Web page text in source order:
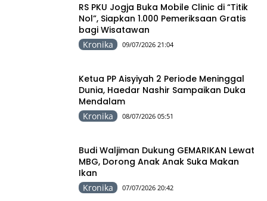
RS PKU Jogja Buka Mobile Clinic di “Titik
Nol”, Siapkan 1.000 Pemeriksaan Gratis
bagi Wisatawan
Kronika 09/07/2026 21:04
Ketua PP Aisyiyah 2 Periode Meninggal
Dunia, Haedar Nashir Sampaikan Duka
Mendalam
Kronika 08/07/2026 05:51
Budi Waljiman Dukung GEMARIKAN Lewat
MBG, Dorong Anak Anak Suka Makan
Ikan
Kronika 07/07/2026 20:42